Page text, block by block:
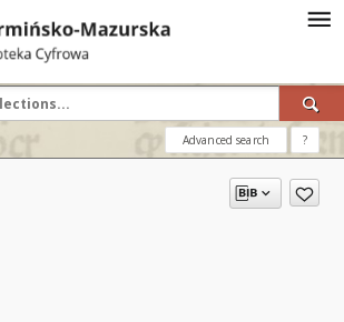
Advanced search ?